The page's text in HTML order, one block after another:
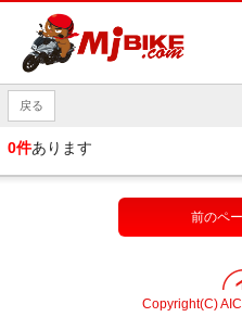
戻る
0件あります
前のペ
Copyright(C)